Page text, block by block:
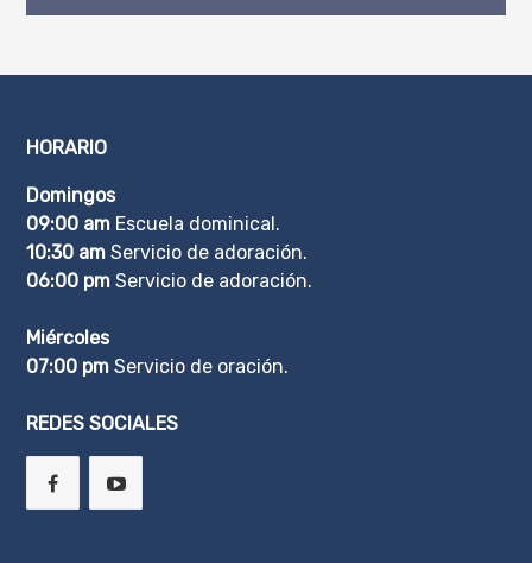
HORARIO
Domingos
09:00 am Escuela dominical.
10:30 am Servicio de adoración.
06:00 pm Servicio de adoración.
Miércoles
07:00 pm Servicio de oración.
REDES SOCIALES